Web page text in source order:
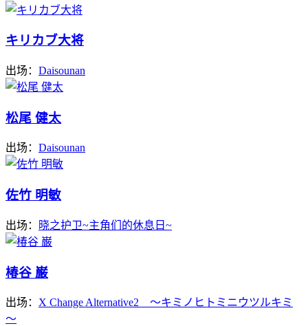
キリカブ大将
出场： Daisounan
松尾 健太
出场： Daisounan
佐竹 明敏
出场： 晓之护卫~主角们的休息日~
椿谷 巌
出场： X Change Alternative2 ～キミノヒトミニウツルキミ
～